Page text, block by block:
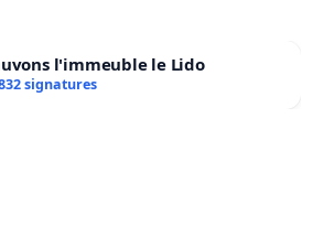
l'immeuble le Lido
signatures